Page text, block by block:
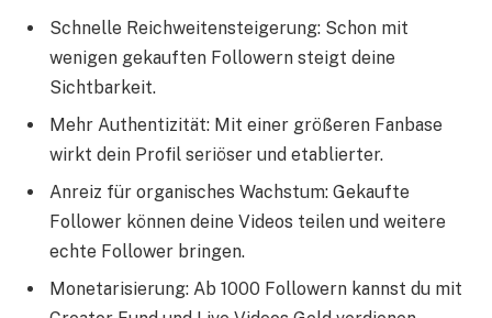
Schnelle Reichweitensteigerung: Schon mit
wenigen gekauften Followern steigt deine
Sichtbarkeit.
Mehr Authentizität: Mit einer größeren Fanbase
wirkt dein Profil seriöser und etablierter.
Anreiz für organisches Wachstum: Gekaufte
Follower können deine Videos teilen und weitere
echte Follower bringen.
Monetarisierung: Ab 1000 Followern kannst du mit